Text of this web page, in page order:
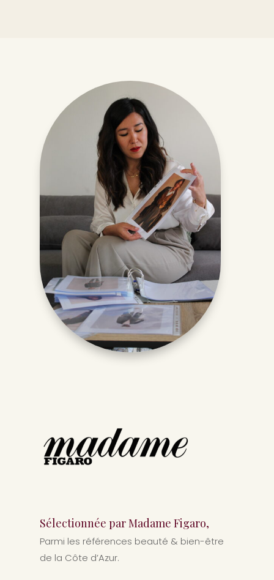
Sélectionnée par Madame Figaro,
Parmi les références beauté & bien-être
de la Côte d’Azur.